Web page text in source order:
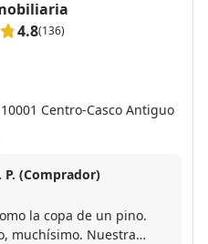
4.8(136)
Centro-Casco Antiguo
P. (Comprador)
la copa de un pino.
muchísimo. Nuestra